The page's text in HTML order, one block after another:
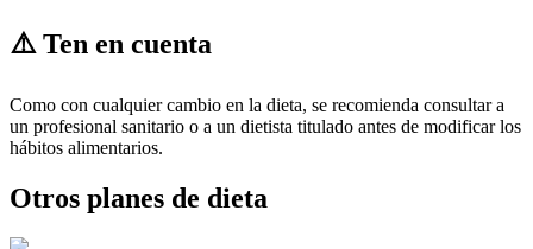
⚠️ Ten en cuenta
Como con cualquier cambio en la dieta, se recomienda consultar a
un profesional sanitario o a un dietista titulado antes de modificar los
hábitos alimentarios.
Otros planes de dieta